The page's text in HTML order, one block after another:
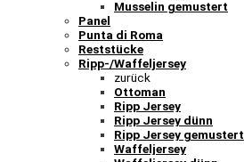
Musselin gemustert
Panel
Punta di Roma
Reststücke
Ripp-/Waffeljersey
zurück
Ottoman
Ripp Jersey
Ripp Jersey dünn
Ripp Jersey gemustert
Waffeljersey